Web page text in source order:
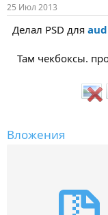
м
ы
а
л
а
25 Июл 2013
Делал PSD для
Там чекбоксы.
Вложения